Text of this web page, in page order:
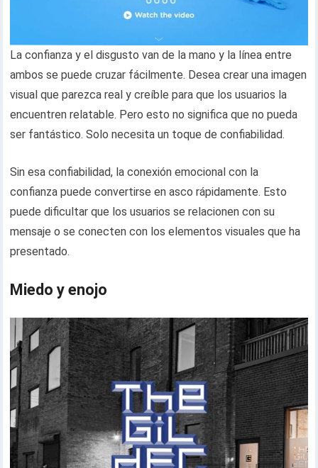
La confianza y el disgusto van de la mano y la línea entre
ambos se puede cruzar fácilmente. Desea crear una imagen
visual que parezca real y creíble para que los usuarios la
encuentren relatable. Pero esto no significa que no pueda
ser fantástico. Solo necesita un toque de confiabilidad.
Sin esa confiabilidad, la conexión emocional con la
confianza puede convertirse en asco rápidamente. Esto
puede dificultar que los usuarios se relacionen con su
mensaje o se conecten con los elementos visuales que ha
presentado.
Miedo y enojo